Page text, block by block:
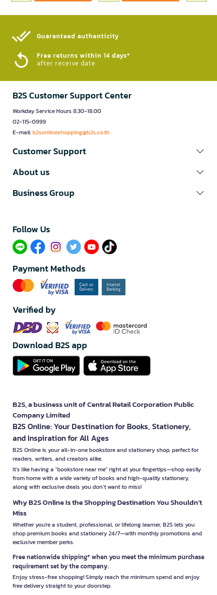
Guaranteed authenticity​
Free returns within 14 days*
after receive date
B2S Customer Support Center
Workday Service Hours 8.30-18.00
02-115-0999
E-mail:b2sonlineshopping@b2s.co.th
Customer Support
About us
Business Group
Follow Us​
Payment Methods
Verified by
Download B2S app
B2S, a business unit of Central Retail Corporation Public
Company Limited
B2S Online: Your Destination for Books, Stationery,
and Inspiration for All Ages
B2S Online is your all-in-one bookstore and stationery shop, perfect for
readers, writers, and creators alike.
It’s like having a "bookstore near me" right at your fingertips—shop easily
from home with a wide variety of books and high-quality stationery,
along with exclusive deals you don’t want to miss!
Why B2S Online Is the Shopping Destination You Shouldn’t
Miss
Whether you're a student, professional, or lifelong learner, B2S lets you
shop premium books and stationery 24/7—with monthly promotions and
exclusive member perks.
Free nationwide shipping* when you meet the minimum purchase
requirement set by the company.
Enjoy stress-free shopping! Simply reach the minimum spend and enjoy
free delivery straight to your doorstep.